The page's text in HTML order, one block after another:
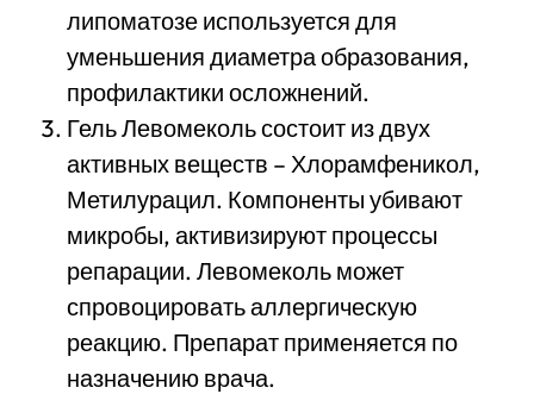
липоматозе используется для
уменьшения диаметра образования,
профилактики осложнений.
Гель Левомеколь состоит из двух
активных веществ – Хлорамфеникол,
Метилурацил. Компоненты убивают
микробы, активизируют процессы
репарации. Левомеколь может
спровоцировать аллергическую
реакцию. Препарат применяется по
назначению врача.